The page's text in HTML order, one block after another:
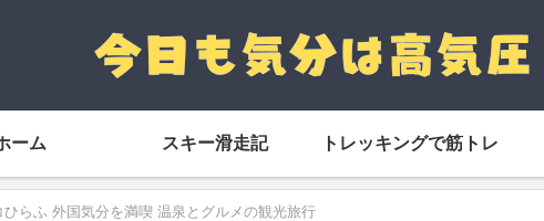
ーム スキー滑走記 トレッキングで筋トレ
ひらふ 外国気分を満喫 温泉とグルメの観光旅行